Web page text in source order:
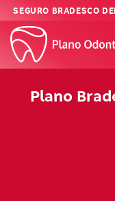
Skip
content
SEGURO BRADESCO
Plano